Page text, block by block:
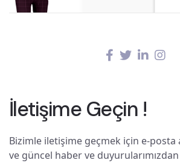
İletişime Geçin !
Bizimle iletişime geçmek için e-posta
ve güncel haber ve